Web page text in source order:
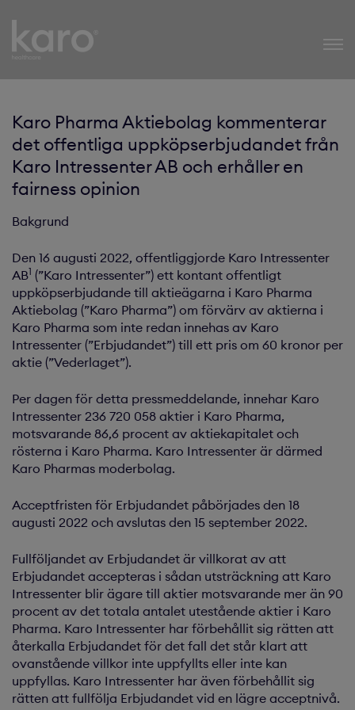
Karo Healthcare
Karo Pharma Aktiebolag kommenterar
det offentliga uppköpserbjudandet från
Karo Intressenter AB och erhåller en
fairness opinion
Bakgrund
Den 16 augusti 2022, offentliggjorde Karo Intressenter
AB1 (”Karo Intressenter”) ett kontant offentligt
uppköpserbjudande till aktieägarna i Karo Pharma
Aktiebolag (”Karo Pharma”) om förvärv av aktierna i
Karo Pharma som inte redan innehas av Karo
Intressenter (”Erbjudandet”) till ett pris om 60 kronor per
aktie (”Vederlaget”).
Per dagen för detta pressmeddelande, innehar Karo
Intressenter 236 720 058 aktier i Karo Pharma,
motsvarande 86,6 procent av aktiekapitalet och
rösterna i Karo Pharma. Karo Intressenter är därmed
Karo Pharmas moderbolag.
Acceptfristen för Erbjudandet påbörjades den 18
augusti 2022 och avslutas den 15 september 2022.
Fullföljandet av Erbjudandet är villkorat av att
Erbjudandet accepteras i sådan utsträckning att Karo
Intressenter blir ägare till aktier motsvarande mer än 90
procent av det totala antalet utestående aktier i Karo
Pharma. Karo Intressenter har förbehållit sig rätten att
återkalla Erbjudandet för det fall det står klart att
ovanstående villkor inte uppfyllts eller inte kan
uppfyllas. Karo Intressenter har även förbehållit sig
rätten att fullfölja Erbjudandet vid en lägre acceptnivå.